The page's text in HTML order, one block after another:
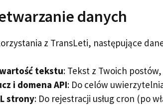
danych
z TransLeti, następujące
tekstu: Tekst z Twoich
i domena API: Do celów
strony: Do rejestracji usług cron (po